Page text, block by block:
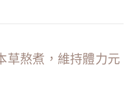
草熬煮，維持體力元